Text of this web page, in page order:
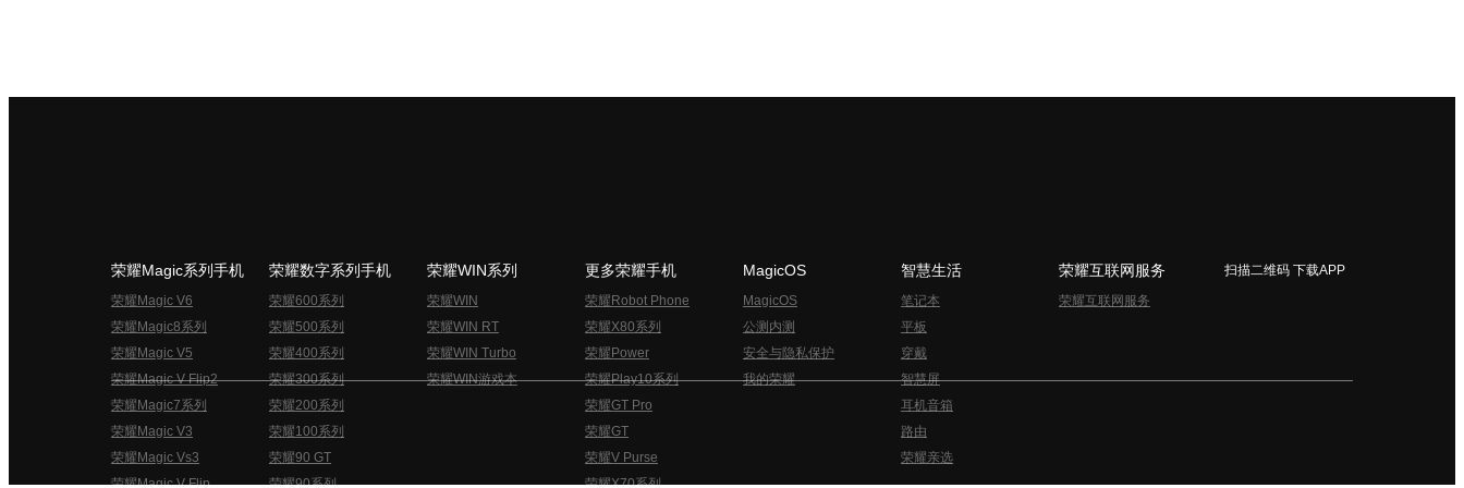
荣耀Magic系列手机
荣耀Magic V6
荣耀Magic8系列
荣耀Magic V5
荣耀Magic V Flip2
荣耀Magic7系列
荣耀Magic V3
荣耀Magic Vs3
荣耀Magic V Flip
荣耀数字系列手机
荣耀600系列
荣耀500系列
荣耀400系列
荣耀300系列
荣耀200系列
荣耀100系列
荣耀90 GT
荣耀90系列
荣耀WIN系列
荣耀WIN
荣耀WIN RT
荣耀WIN Turbo
荣耀WIN游戏本
更多荣耀手机
荣耀Robot Phone
荣耀X80系列
荣耀Power
荣耀Play10系列
荣耀GT Pro
荣耀GT
荣耀V Purse
荣耀X70系列
MagicOS
MagicOS
公测内测
安全与隐私保护
我的荣耀
智慧生活
笔记本
平板
穿戴
智慧屏
耳机音箱
路由
荣耀亲选
荣耀互联网服务
荣耀互联网服务
扫描二维码 下载APP